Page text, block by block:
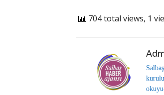
704 total views, 1